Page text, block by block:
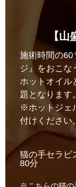
【
施術時間の60
ジ』をおこな
ホットオイル
題となります。
※ホットジェ
付けください。
猫の手セラピ
80分